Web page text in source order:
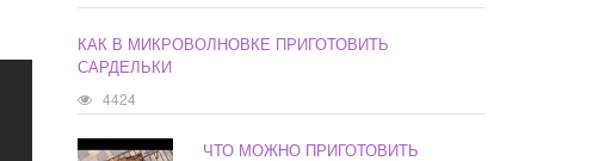
КАК В МИКРОВОЛНОВКЕ ПРИГОТОВИТЬ
САРДЕЛЬКИ
4424
ЧТО МОЖНО ПРИГОТОВИТЬ